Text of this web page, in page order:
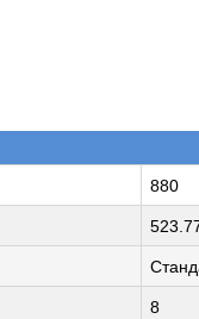
880
8